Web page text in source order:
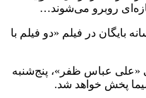
روبرو می‌شوند…
بایگان در فیلم «دو فیلم با
«علی عباس ظفر»، پنج‌شنبه